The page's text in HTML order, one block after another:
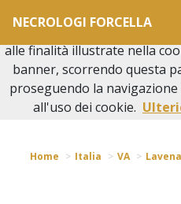
NECROLOGI FORCELLA
Torna
Home Italia VA
Questo sito o gli
avvalgono di cookie
alle finalità illustrate nella
banner, scorrendo questa
proseguendo la
all'uso dei cookie.